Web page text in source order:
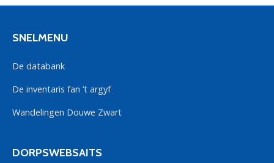
SNELMENU
De databank
De inventaris fan ’t argyf
Wandelingen Douwe Zwart
DORPSWEBSAITS